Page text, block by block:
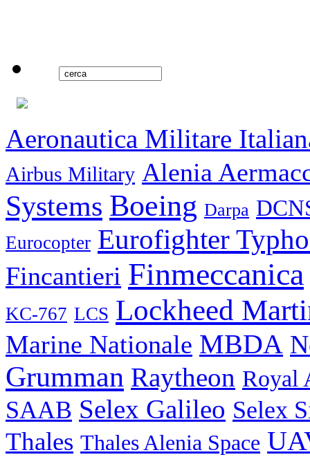
Aeronautica Militare
Airbus Military Alenia
Systems Boeing Darpa
Eurocopter Eurofighter
Fincantieri Finmeccanica
KC-767 LCS Lockheed
Marine Nationale MBDA
Grumman Raytheon Royal
SAAB Selex Galileo Selex
Thales Thales Alenia Space